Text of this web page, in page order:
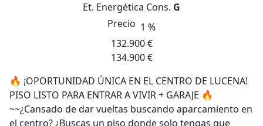
Et. Energética Cons. G
Precio 1 %
132.900 €
134.900 €
🔥 ¡OPORTUNIDAD ÚNICA EN EL CENTRO DE LUCENA!
PISO LISTO PARA ENTRAR A VIVIR + GARAJE 🔥
~~¿Cansado de dar vueltas buscando aparcamiento en
el centro? ¿Buscas un piso donde solo tengas que